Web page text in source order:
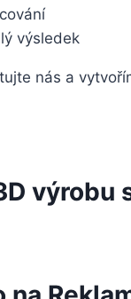
výsledek
nás a
výrobu